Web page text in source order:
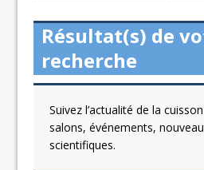
Résultat(s) de
recherche
Suivez l’actualité de la
salons, événements,
scientifiques.